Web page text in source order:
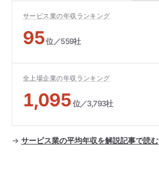
サービス業の年収ランキング
95位／559社
全上場企業の年収ランキング
1,095位／3,793社
→ サービス業の平均年収を解説記事で読む